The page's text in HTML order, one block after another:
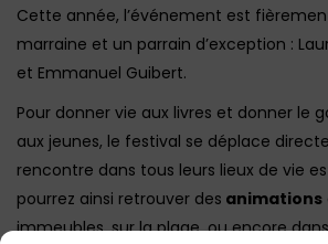
Cette année, l’événement est
marraine et un parrain d’exception :
et Emmanuel Guibert.
Pour donner vie aux livres et donner le
aux jeunes, le festival se déplace
rencontre dans tous leurs lieux de vie
pourrez ainsi retrouver des animations
immeubles, sur la plage, ou encore